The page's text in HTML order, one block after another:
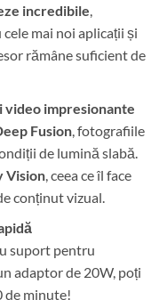
incredibile,
mai noi aplicații și
rămâne suficient de
video impresionante
Fusion, fotografiile
de lumină slabă.
Vision, ceea ce îl face
conținut vizual.
suport pentru
adaptor de 20W, poți
de minute!